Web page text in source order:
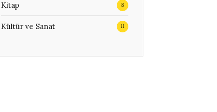
Kitap 8
Kültür ve Sanat 11